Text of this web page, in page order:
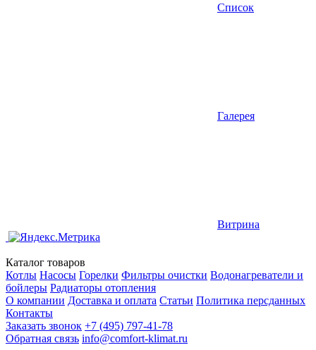
Список
Галерея
Витрина
Каталог товаров
Котлы Насосы Горелки Фильтры очистки Водонагреватели и
бойлеры Радиаторы отопления
О компании Доставка и оплата Статьи Политика персданных
Контакты
Заказать звонок +7 (495) 797-41-78
Обратная связь info@comfort-klimat.ru